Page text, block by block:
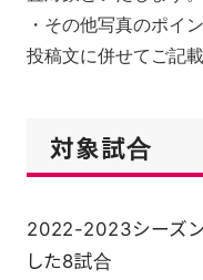
・その他写真のポイ
投稿文に併せてご記載
対象試合
2022-2023シーズ
した8試合